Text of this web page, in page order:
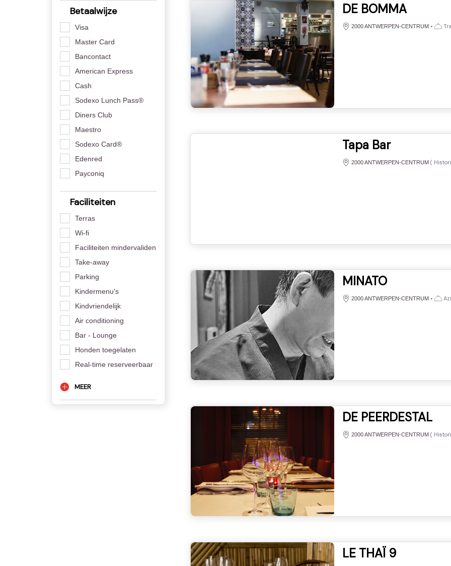
Betaalwijze
Visa
Master Card
Bancontact
American Express
Cash
Sodexo Lunch Pass®
Diners Club
Maestro
Sodexo Card®
Edenred
Payconiq
Faciliteiten
Terras
Wi-fi
Faciliteiten mindervaliden
Take-away
Parking
Kindermenu's
Kindvriendelijk
Air conditioning
Bar - Lounge
Honden toegelaten
Real-time reserveerbaar
MEER
DE BOMMA
2000 ANTWERPEN-CENTRUM •
Tapa Bar
2000 ANTWERPEN-CENTRUM (
MINATO
2000 ANTWERPEN-CENTRUM •
DE PEERDESTAL
2000 ANTWERPEN-CENTRUM (
LE THAÏ 9